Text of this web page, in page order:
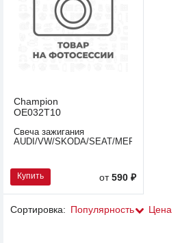
Champion
OE032T10
Свеча зажигания
AUDI/VW/SKODA/SEAT/MERCEDES
Купить от590 ₽
Сортировка: Популярность Цена